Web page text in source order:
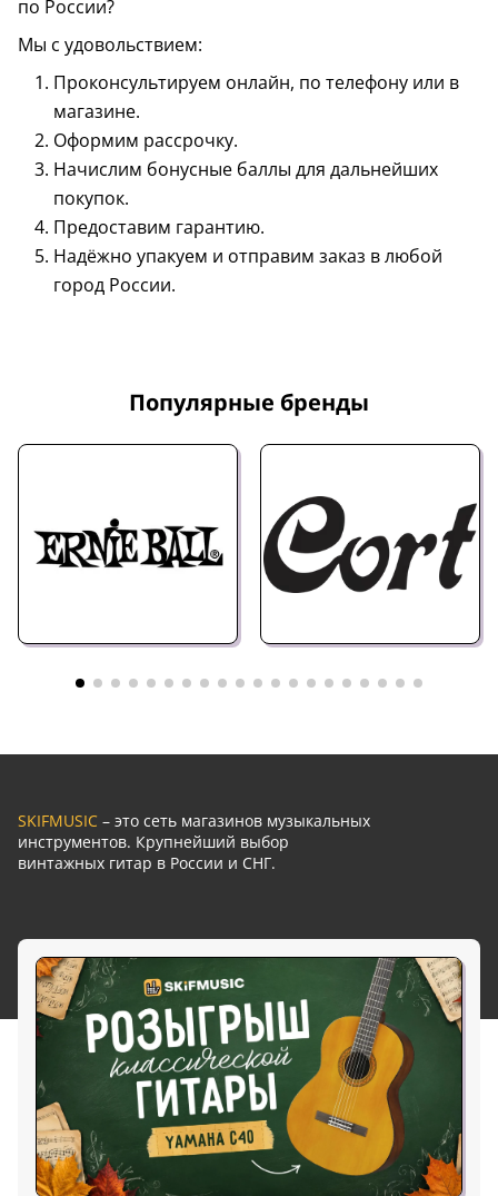
по России?
Мы с удовольствием:
Проконсультируем онлайн, по телефону или в
магазине.
Оформим рассрочку.
Начислим бонусные баллы для дальнейших
покупок.
Предоставим гарантию.
Надёжно упакуем и отправим заказ в любой
город России.
Популярные бренды
SKIFMUSIC – это сеть магазинов музыкальных
инструментов. Крупнейший выбор
винтажных гитар в России и СНГ.